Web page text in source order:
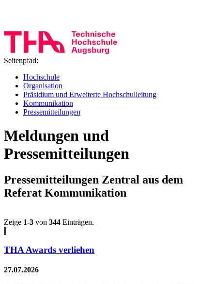
Seitenpfad:
Hochschule
Organisation
Präsidium und Erweiterte Hochschulleitung
Kommunikation
Pressemitteilungen
Meldungen und
Pressemitteilungen
Pressemitteilungen Zentral aus dem
Referat Kommunikation
Zeige 1-3 von 344 Einträgen.
THA Awards verliehen
27.07.2026